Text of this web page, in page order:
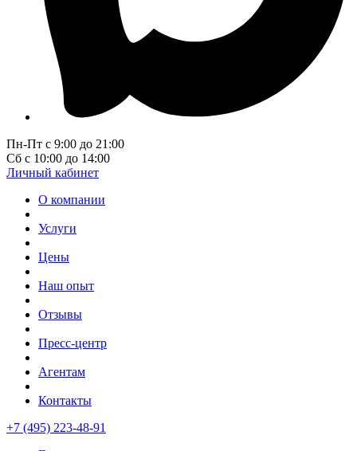
Пн-Пт с 9:00 до 21:00
Сб с 10:00 до 14:00
Личный кабинет
О компании
Услуги
Цены
Наш опыт
Отзывы
Пресс-центр
Агентам
Контакты
+7 (495) 223-48-91